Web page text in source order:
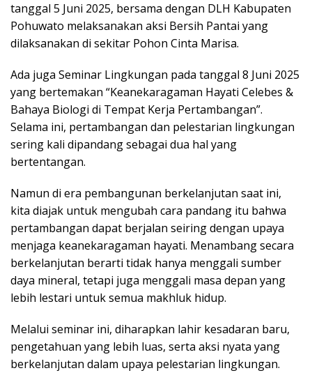
tanggal 5 Juni 2025, bersama dengan DLH Kabupaten
Pohuwato melaksanakan aksi Bersih Pantai yang
dilaksanakan di sekitar Pohon Cinta Marisa.
Ada juga Seminar Lingkungan pada tanggal 8 Juni 2025
yang bertemakan “Keanekaragaman Hayati Celebes &
Bahaya Biologi di Tempat Kerja Pertambangan”.
Selama ini, pertambangan dan pelestarian lingkungan
sering kali dipandang sebagai dua hal yang
bertentangan.
Namun di era pembangunan berkelanjutan saat ini,
kita diajak untuk mengubah cara pandang itu bahwa
pertambangan dapat berjalan seiring dengan upaya
menjaga keanekaragaman hayati. Menambang secara
berkelanjutan berarti tidak hanya menggali sumber
daya mineral, tetapi juga menggali masa depan yang
lebih lestari untuk semua makhluk hidup.
Melalui seminar ini, diharapkan lahir kesadaran baru,
pengetahuan yang lebih luas, serta aksi nyata yang
berkelanjutan dalam upaya pelestarian lingkungan.